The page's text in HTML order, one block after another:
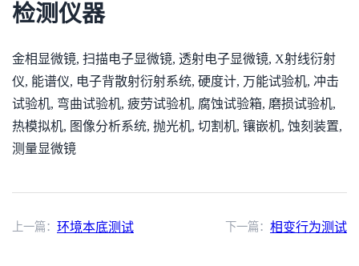
检测仪器
金相显微镜, 扫描电子显微镜, 透射电子显微镜, X射线衍射
仪, 能谱仪, 电子背散射衍射系统, 硬度计, 万能试验机, 冲击
试验机, 弯曲试验机, 疲劳试验机, 腐蚀试验箱, 磨损试验机,
热模拟机, 图像分析系统, 抛光机, 切割机, 镶嵌机, 蚀刻装置,
测量显微镜
上一篇： 环境本底测试 下一篇： 相变行为测试